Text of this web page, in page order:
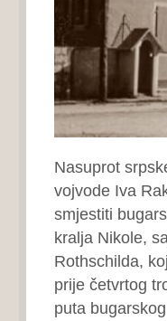
Nasuprot
vojvode Iva
smjestiti
kralja Nikole,
Rothschilda,
prije četvrtog
puta